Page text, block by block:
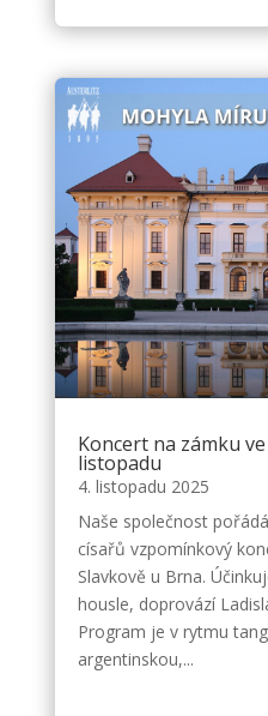
Koncert na zámku
listopadu
4. listopadu 2025
Naše společnost
císařů vzpomínkový
Slavkově u Brna.
housle, doprovází
Program je v rytmu
argentinskou,...